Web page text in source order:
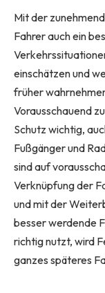
Mit der
Fahrer auch ein
einschätzen und
früher
Vorausschauend
Schutz wichtig,
Fußgänger und
sind auf
Verknüpfung der
und mit der
besser werdende
richtig nutzt, wird
ganzes späteres